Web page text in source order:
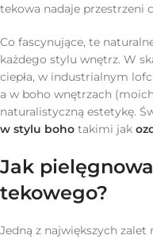
tekowa nadaje przestrzeni
Co fascynujące, te
każdego stylu wnętrz. W
ciepła, w industrialnym
a w boho wnętrzach
naturalistyczną estetykę.
w stylu boho takimi jak
Jak
tekowego?
Jedną z największych